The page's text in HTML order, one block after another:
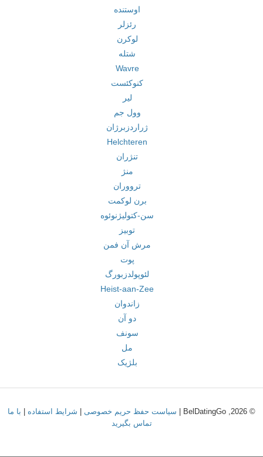
اوستنده
رئزلر
لوکرن
شتله
Wavre
کنوکئست
لیر
وول جم
ژراردزبرژان
Helchteren
تنژران
منژ
ترووران
برن لوکمت
سن-کتولیژنوئوه
توبیز
مرش آن فمن
پوت
لئوپولدزبورگ
Heist-aan-Zee
زاندوان
دو آن
سونف
مل
بلژیک
© 2026, BelDatingGo | سیاست حفظ حریم خصوصی شرایط استفاده
با ما
تماس بگیرید